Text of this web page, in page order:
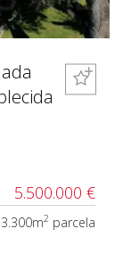
5.500.000 €
3.300m2 parcela